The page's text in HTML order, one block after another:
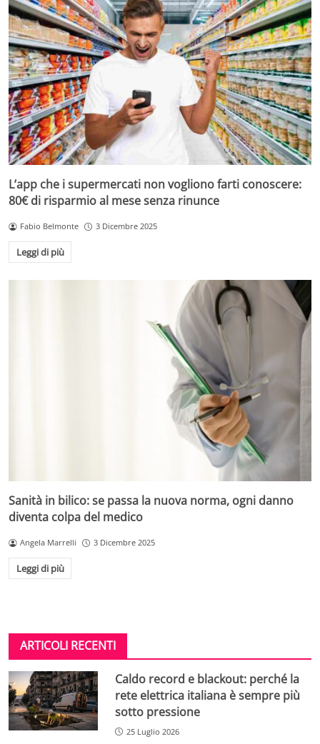
L’app che i supermercati non vogliono farti conoscere:
80€ di risparmio al mese senza rinunce
Fabio Belmonte 3 Dicembre 2025
Leggi di più
Sanità in bilico: se passa la nuova norma, ogni danno
diventa colpa del medico
Angela Marrelli 3 Dicembre 2025
Leggi di più
ARTICOLI RECENTI
Caldo record e blackout: perché la
rete elettrica italiana è sempre più
sotto pressione
25 Luglio 2026